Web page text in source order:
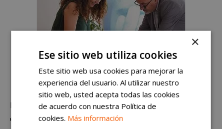
Trabajadora en la toma de posesión
La alcaldesa del municipio, Candelaria Testa
ensalzado “la labor realizada por los trabajadores y
×
Ese sitio web utiliza cookies
Este sitio web usa cookies para mejorar la
experiencia del usuario. Al utilizar nuestro
sitio web, usted acepta todas las cookies
de acuerdo con nuestra Política de
cookies. Más información